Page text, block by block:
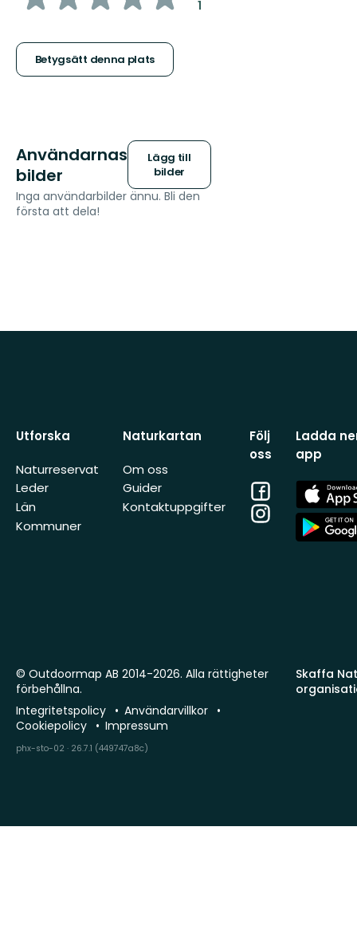
stjärnor
Betygsätt denna plats
1:
Användarnas
bilder
Lägg till
bilder
Inga användarbilder ännu. Bli den
första att dela!
Utforska
Naturreservat
Leder
Län
Kommuner
Naturkartan
Om oss
Guider
Kontaktuppgifter
Följ
oss
Facebook
Instagram
Ladda
app
App
Store
App
Store
Skaffa
© Outdoormap AB 2014-2026. Alla rättigheter
förbehållna.
Integritetspolicy
Användarvillkor
Cookiepolicy
Impressum
phx-sto-02 · 26.7.1 (449747a8c)